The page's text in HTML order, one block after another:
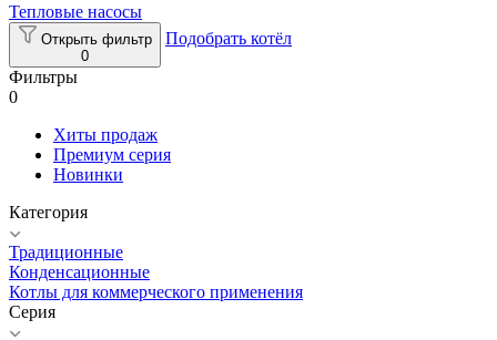
Тепловые насосы
Открыть фильтр
0
Подобрать котёл
Фильтры
0
Хиты продаж
Премиум серия
Новинки
Категория
Традиционные
Конденсационные
Котлы для коммерческого применения
Серия